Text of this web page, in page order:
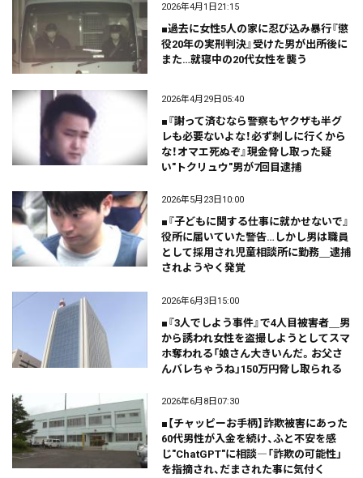
2026年4月1日21:15
■過去に女性5人の家に忍び込み暴行『懲
役20年の実刑判決』受けた男が出所後に
また…就寝中の20代女性を襲う
2026年4月29日05:40
■『謝って済むなら警察もヤクザも半グ
レも必要ないよな！必ず刺しに行くから
な！オマエ死ぬぞ』現金脅し取った疑
い"トクリュウ"男が7回目逮捕
2026年5月23日10:00
■『子どもに関する仕事に就かせないで』
役所に届いていた警告…しかし男は職員
として採用され児童相談所に勤務＿逮捕
されようやく発覚
2026年6月3日15:00
■『3人でしよう事件』で4人目被害者＿男
から誘われ女性を盗撮しようとしてスマ
ホ奪われる「娘さん大きいんだ。お父さ
んバレちゃうね」150万円脅し取られる
2026年6月8日07:30
■【チャッピーお手柄】詐欺被害にあった
60代男性が入金を続け、ふと不安を感
じ"ChatGPT"に相談―「詐欺の可能性」
を指摘され、だまされた事に気付く